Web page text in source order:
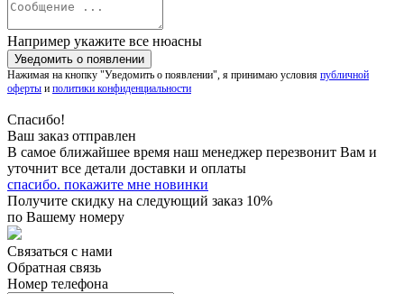
Например укажите все нюасны
Нажимая на кнопку "Уведомить о появлении", я принимаю условия публичной
оферты и политики конфиденциальности
Спасибо!
Ваш заказ отправлен
В самое ближайшее время наш менеджер перезвонит Вам и
уточнит все детали доставки и оплаты
спасибо. покажите мне новинки
Получите скидку на следующий заказ 10%
по Вашему номеру
Связаться с нами
Обратная связь
Номер телефона